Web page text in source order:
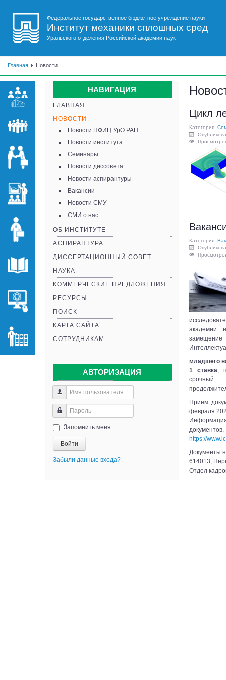
Федеральное государственное бюджетное учреждение науки
Институт механики сплошных сред
Уральского отделения Российской академии наук
Главная Новости
НАВИГАЦИЯ
ГЛАВНАЯ
НОВОСТИ
Новости ПФИЦ УрО РАН
Новости института
Семинары
Новости диссовета
Новости аспирантуры
Вакансии
Новости СМУ
СМИ о нас
ОБ ИНСТИТУТЕ
АСПИРАНТУРА
ДИССЕРТАЦИОННЫЙ СОВЕТ
НАУКА
КОММЕРЧЕСКИЕ ПРЕДЛОЖЕНИЯ
РЕСУРСЫ
ПОИСК
КАРТА САЙТА
СОТРУДНИКАМ
АВТОРИЗАЦИЯ
Запомнить меня
Войти
Забыли данные входа?
Цикл
Категория:
Категория:
академии
младшего
1 ставка,
срочный
Прием
февраля
https://
Документы
614013,
Отдел